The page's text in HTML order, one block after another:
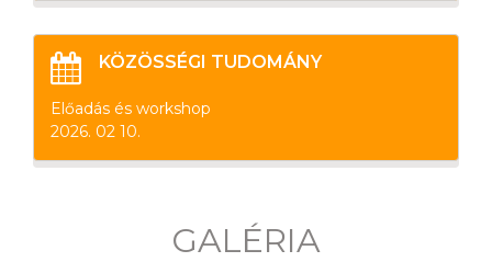
KÖZÖSSÉGI TUDOMÁNY
Előadás és workshop
2026. 02 10.
GALÉRIA